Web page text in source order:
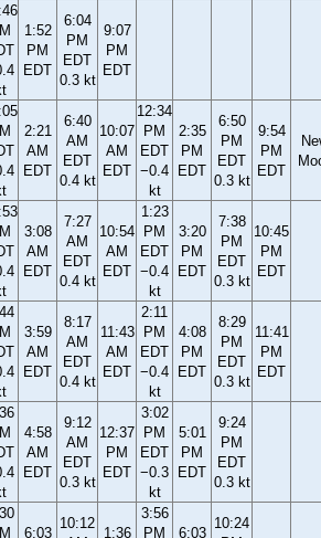
1:52
PM
EDT
6:04
PM
EDT
0.3 kt
9:07
PM
EDT
2:21
AM
EDT
6:40
AM
EDT
0.4 kt
10:07
AM
EDT
12:34
PM
EDT
−0.4
kt
2:35
PM
EDT
6:50
PM
EDT
0.3 kt
9:54
PM
EDT
3:08
AM
EDT
7:27
AM
EDT
0.4 kt
10:54
AM
EDT
1:23
PM
EDT
−0.4
kt
3:20
PM
EDT
7:38
PM
EDT
0.3 kt
10:45
PM
EDT
3:59
AM
EDT
8:17
AM
EDT
0.4 kt
11:43
AM
EDT
2:11
PM
EDT
−0.4
kt
4:08
PM
EDT
8:29
PM
EDT
0.3 kt
11:41
PM
EDT
4:58
AM
EDT
9:12
AM
EDT
0.3 kt
12:37
PM
EDT
3:02
PM
EDT
−0.3
kt
5:01
PM
EDT
9:24
PM
EDT
0.3 kt
6:03
10:12
1:36
3:56
PM
6:03
10:24